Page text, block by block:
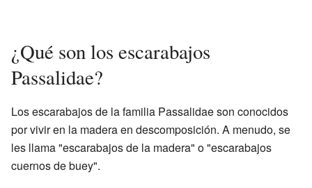
¿Qué son los escarabajos
Passalidae?
Los escarabajos de la familia Passalidae son conocidos
por vivir en la madera en descomposición. A menudo, se
les llama "escarabajos de la madera" o "escarabajos
cuernos de buey".